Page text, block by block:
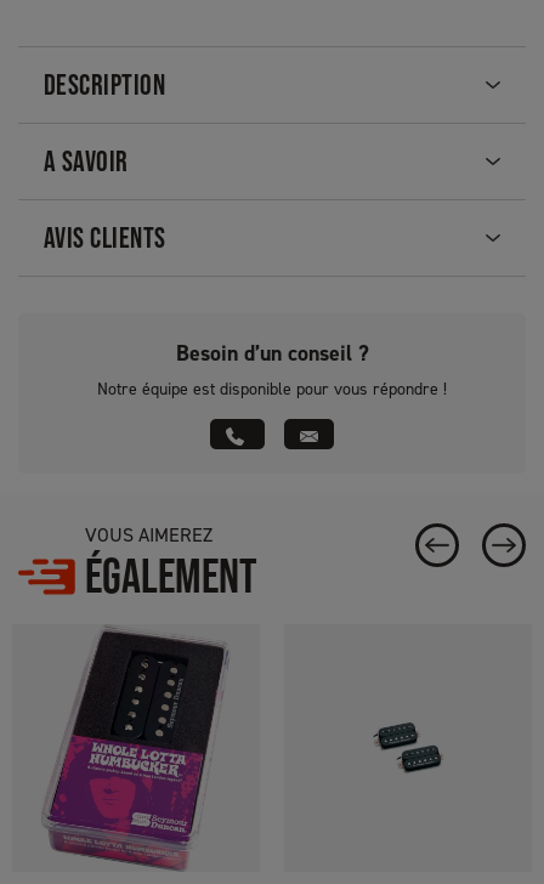
DESCRIPTION
A SAVOIR
AVIS CLIENTS
Besoin d’un conseil ?
Notre équipe est disponible pour vous répondre !
VOUS AIMEREZ
ÉGALEMENT